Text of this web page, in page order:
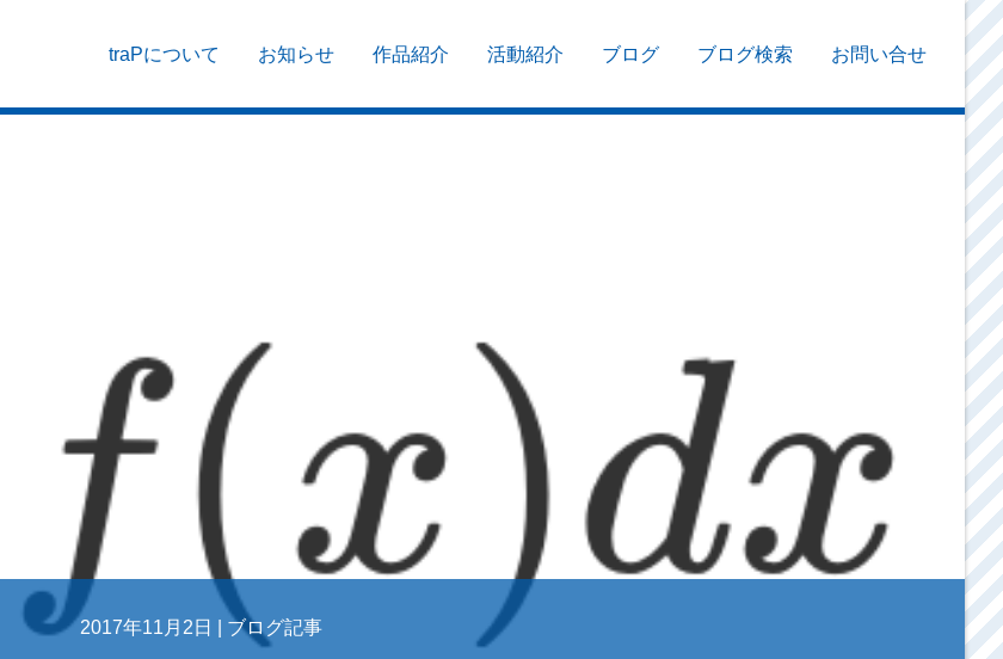
traPについて お知らせ 作品紹介 活動紹介 ブログ ブログ検索 お問い合せ
2017年11月2日 | ブログ記事